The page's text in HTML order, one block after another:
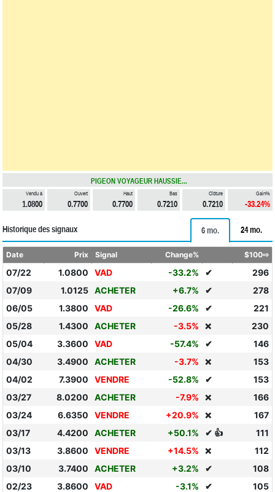
PIGEON VOYAGEUR HAUSSIE...
Vendu à
1.0800
Ouvert
0.7700
Haut
0.7700
Bas
0.7210
Clôture
0.7210
Gain%
-33.24%
Historique des signaux 6 mo. 24 mo.
Date Prix Signal Change% $100⇨
07/22 1.0800 VAD -33.2% ✔
296
07/09
1.0125 ACHETER +6.7% ✔
278
06/05
1.3800 VAD -26.6% ✔
221
05/28
1.4300 ACHETER -3.5% ❌
230
05/04
3.3600 VAD -57.4% ✔
146
04/30
3.4900 ACHETER -3.7% ❌
153
04/02
7.3900 VENDRE -52.8% ✔
153
03/27
8.0200 ACHETER -7.9% ❌
166
03/24
6.6350 VENDRE +20.9% ❌
167
03/17
4.4200 ACHETER +50.1% ✔ 👍
111
03/13
3.8600 VENDRE +14.5% ❌
112
03/10
3.7400 ACHETER +3.2% ✔
108
02/23
3.8600 VAD -3.1% ✔
105